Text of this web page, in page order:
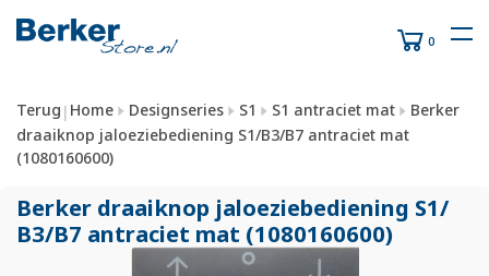
0
Terug | Home Designseries S1 S1 antraciet mat
Berker
draaiknop jaloeziebediening S1/B3/B7 antraciet mat
(1080160600)
Berker draaiknop jaloeziebediening S1/
B3/B7 antraciet mat (1080160600)